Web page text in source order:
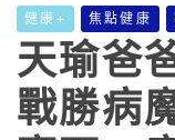
健康+ 焦點健康
天瑜爸
戰勝病